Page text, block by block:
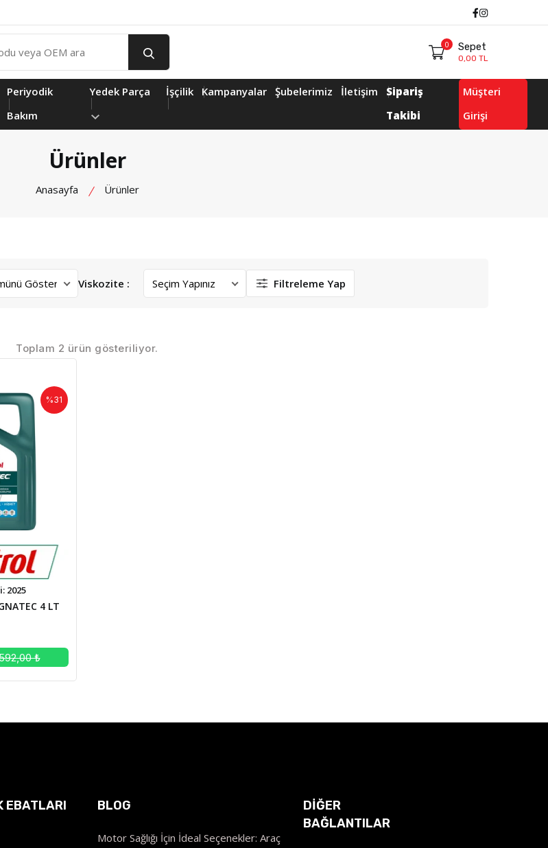
Facebook
Instagram
0 Sepet
0,00 TL
Periyodik
Bakım
Yedek Parça İşçilik Kampanyalar Şubelerimiz İletişim
Sipariş
Takibi
Müşteri
Girişi
Ürünler
Anasayfa Ürünler
Viskozite : Filtreleme Yap
Toplam 2 ürün gösteriliyor.
%31
2025
4 LT
₺
EBATLARI BLOG
Motor Sağlığı İçin İdeal Seçenekler: Araç
DİĞER
BAĞLANTILAR